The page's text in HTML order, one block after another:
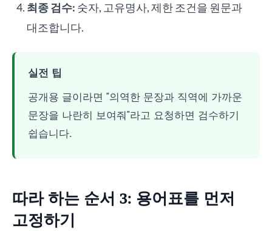
최종 검수: 숫자, 고유명사, 제한 조건을 원문과
대조합니다.
실전 팁
공개용 글이라면 "의역한 문장과 직역에 가까운
문장을 나란히 보여줘"라고 요청하면 검수하기
쉽습니다.
따라 하는 순서 3: 용어표를 먼저
고정하기